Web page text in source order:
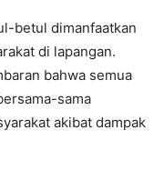
betul dimanfaatkan
di lapangan.
bahwa semua
sama
akibat dampak